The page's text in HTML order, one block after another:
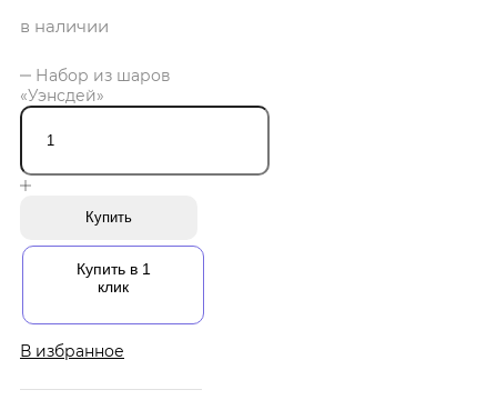
в наличии
Набор из шаров
«Уэнсдей»
Купить
Купить в 1
клик
В избранное